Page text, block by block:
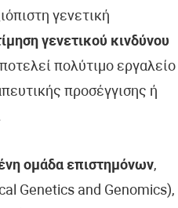
γενετική
γενετικού κινδύνου
πολύτιμο εργαλείο
προσέγγισης ή
ομάδα επιστημόνων,
Genetics and Genomics),